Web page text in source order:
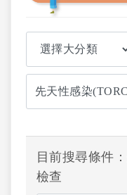
目前搜尋條件
檢查